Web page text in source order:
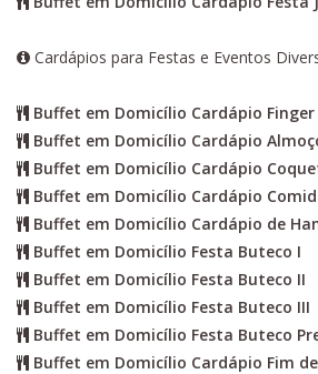
Cardápios para Festas e Eventos
Buffet em Domicílio Cardápio Finger
Buffet em Domicílio Cardápio
Buffet em Domicílio Cardápio
Buffet em Domicílio Cardápio
Buffet em Domicílio Cardápio de
Buffet em Domicílio Festa Buteco I
Buffet em Domicílio Festa Buteco II
Buffet em Domicílio Festa Buteco III
Buffet em Domicílio Festa Buteco
Buffet em Domicílio Cardápio Fim